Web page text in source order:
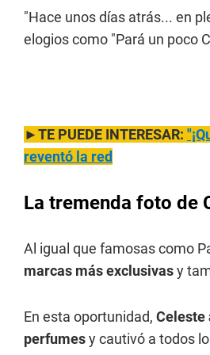
"Hace unos días atrás... en
elogios como "Pará un poco
►TE PUEDE INTERESAR:
reventó la red
La tremenda foto de
Al igual que famosas como
marcas más exclusivasy
En esta oportunidad, Celeste
perfumesy cautivó a todos